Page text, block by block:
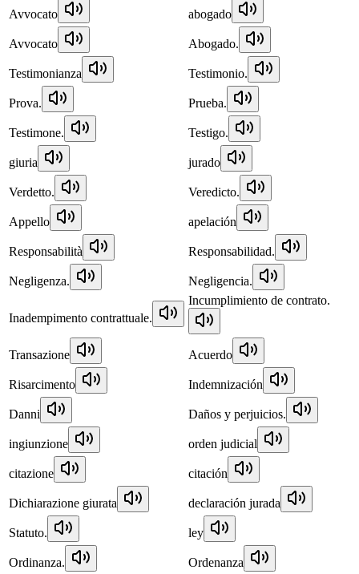
Avvocato abogado
Avvocato Abogado.
Testimonianza Testimonio.
Prova. Prueba.
Testimone. Testigo.
giuria jurado
Verdetto. Veredicto.
Appello apelación
Responsabilità Responsabilidad.
Negligenza. Negligencia.
Inadempimento contrattuale.
Incumplimiento de contrato.
Transazione Acuerdo
Risarcimento Indemnización
Danni Daños y perjuicios.
ingiunzione orden judicial
citazione citación
Dichiarazione giurata declaración jurada
Statuto. ley
Ordinanza. Ordenanza